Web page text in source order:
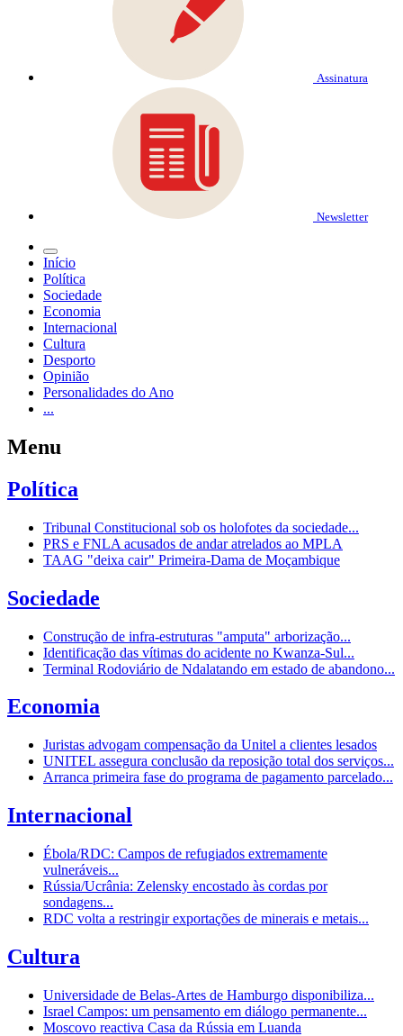
Assinatura
Newsletter
Início
Política
Sociedade
Economia
Internacional
Cultura
Desporto
Opinião
Personalidades do Ano
...
Menu
Política
Tribunal Constitucional sob os holofotes da sociedade...
PRS e FNLA acusados de andar atrelados ao MPLA
TAAG "deixa cair" Primeira-Dama de Moçambique
Sociedade
Construção de infra-estruturas "amputa" arborização...
Identificação das vítimas do acidente no Kwanza-Sul...
Terminal Rodoviário de Ndalatando em estado de abandono...
Economia
Juristas advogam compensação da Unitel a clientes lesados
UNITEL assegura conclusão da reposição total dos serviços...
Arranca primeira fase do programa de pagamento parcelado...
Internacional
Ébola/RDC: Campos de refugiados extremamente
vulneráveis...
Rússia/Ucrânia: Zelensky encostado às cordas por
sondagens...
RDC volta a restringir exportações de minerais e metais...
Cultura
Universidade de Belas-Artes de Hamburgo disponibiliza...
Israel Campos: um pensamento em diálogo permanente...
Moscovo reactiva Casa da Rússia em Luanda